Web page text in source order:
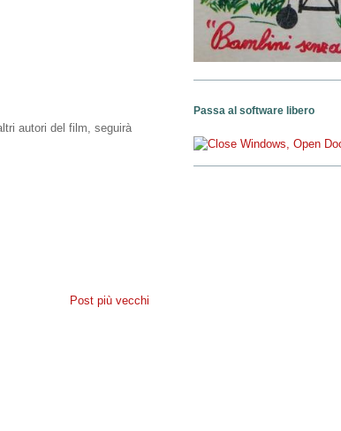
autori del film, seguirà
Post più vecchi
Passa al software libero